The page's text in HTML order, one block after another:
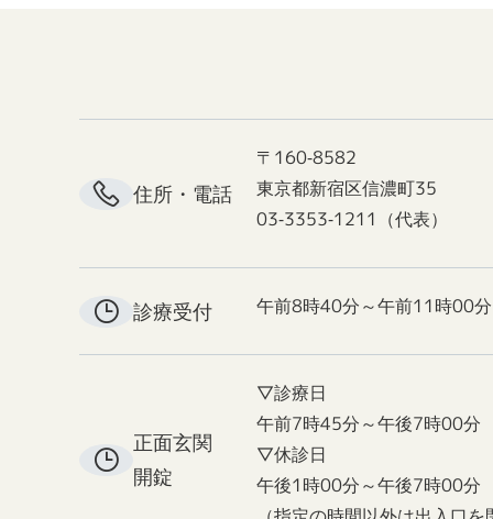
住所・電話
〒160-8582
東京都新宿区信濃町35
03-3353-1211（代表）
診療受付 午前8時40分～午前11時00分
正面玄関
開錠
▽診療日
午前7時45分～午後7時00分
▽休診日
午後1時00分～午後7時00分